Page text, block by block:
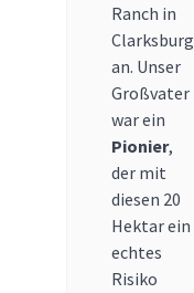
Ranch in
Clarksburg
an. Unser
Großvater
war ein
Pionier,
der mit
diesen 20
Hektar ein
echtes
Risiko